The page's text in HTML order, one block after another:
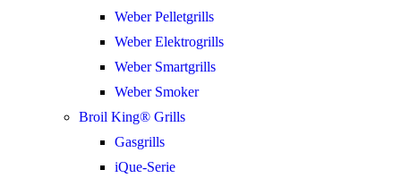
Weber Pelletgrills
Weber Elektrogrills
Weber Smartgrills
Weber Smoker
Broil King® Grills
Gasgrills
iQue-Serie